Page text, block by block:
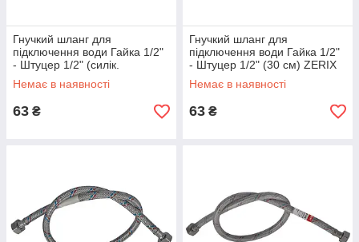
Гнучкий шланг для
підключення води Гайка 1/2"
- Штуцер 1/2" (силік.
оболонка) (30 см) ZERIX
(ZX3017)
Немає в наявності
63 ₴
Гнучкий шланг для
підключення води Гайка 1/2"
- Штуцер 1/2" (30 см) ZERIX
(ZX1560)
Немає в наявності
63 ₴